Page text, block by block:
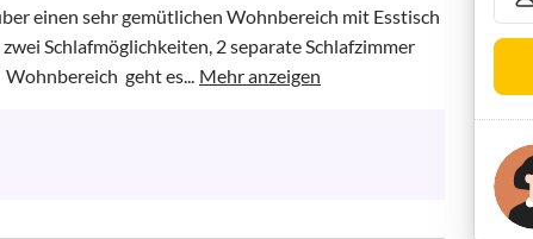
einen sehr gemütlichen Wohnbereich mit Esstisch
Schlafmöglichkeiten, 2 separate Schlafzimmer
geht es... Mehr anzeigen